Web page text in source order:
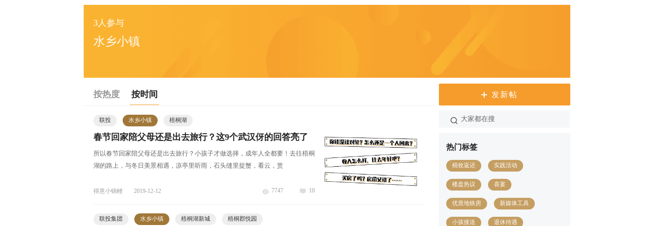
3人参与
水乡小镇
按热度 按时间
联投 水乡小镇 梧桐湖
春节回家陪父母还是出去旅行？这9个武汉伢的回答亮了
所以春节回家陪父母还是出去旅行？小孩子才做选择，成年人全都要！去往梧桐
湖的路上，与冬日美景相遇，凉亭里听雨，石头缝里捉蟹，看云，赏
得意小锦鲤 2019-12-12 7747 10
联投集团 水乡小镇 梧桐湖新城 梧桐郡悦园
发新帖
热门标签
税收返还 实践活动
楼盘热议 喜宴
优质地铁房 新媒体工具
小孩接送 退休待遇